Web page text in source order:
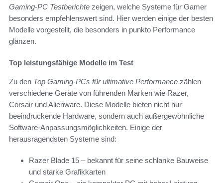
Gaming-PC Testberichte zeigen, welche Systeme für Gamer
besonders empfehlenswert sind. Hier werden einige der besten
Modelle vorgestellt, die besonders in punkto Performance
glänzen.
Top leistungsfähige Modelle im Test
Zu den Top Gaming-PCs für ultimative Performance zählen
verschiedene Geräte von führenden Marken wie Razer,
Corsair und Alienware. Diese Modelle bieten nicht nur
beeindruckende Hardware, sondern auch außergewöhnliche
Software-Anpassungsmöglichkeiten. Einige der
herausragendsten Systeme sind:
Razer Blade 15 – bekannt für seine schlanke Bauweise
und starke Grafikkarten